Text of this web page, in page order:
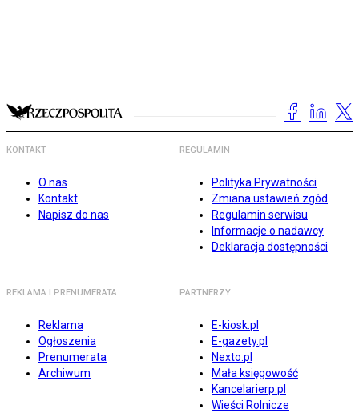
KONTAKT
O nas
Kontakt
Napisz do nas
REGULAMIN
Polityka Prywatności
Zmiana ustawień zgód
Regulamin serwisu
Informacje o nadawcy
Deklaracja dostępności
REKLAMA I PRENUMERATA
Reklama
Ogłoszenia
Prenumerata
Archiwum
PARTNERZY
E-kiosk.pl
E-gazety.pl
Nexto.pl
Mała księgowość
Kancelarierp.pl
Wieści Rolnicze